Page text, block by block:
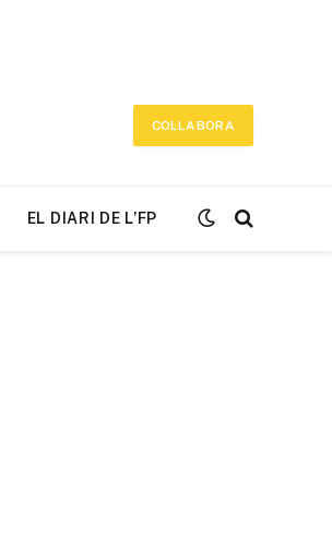
COL·LABORA
EL DIARI DE L’FP